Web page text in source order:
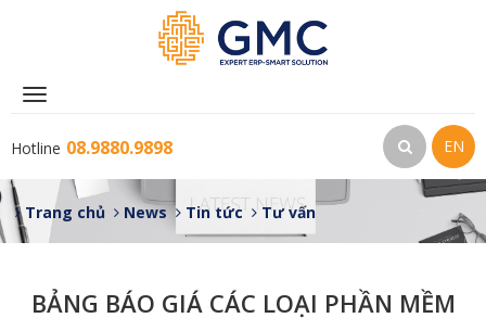
Toggle
Hotline 08.9880.9898 EN
Trang chủ News Tin tức Tư vấn
BẢNG BÁO GIÁ CÁC LOẠI PHẦN MỀM